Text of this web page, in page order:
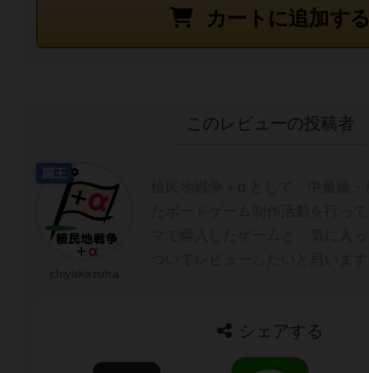
カートに追加する
このレビューの投稿者
国王
シェアする